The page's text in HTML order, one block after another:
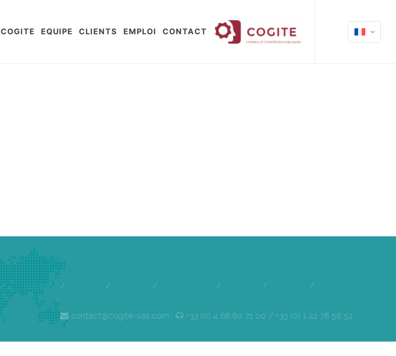
COGITE EQUIPE CLIENTS EMPLOI CONTACT
Accueil / / / / / /
contact@cogite-sas.com · +33 (0) 4 68 60 71 00 / +33 (0) 1 42 78 58 52